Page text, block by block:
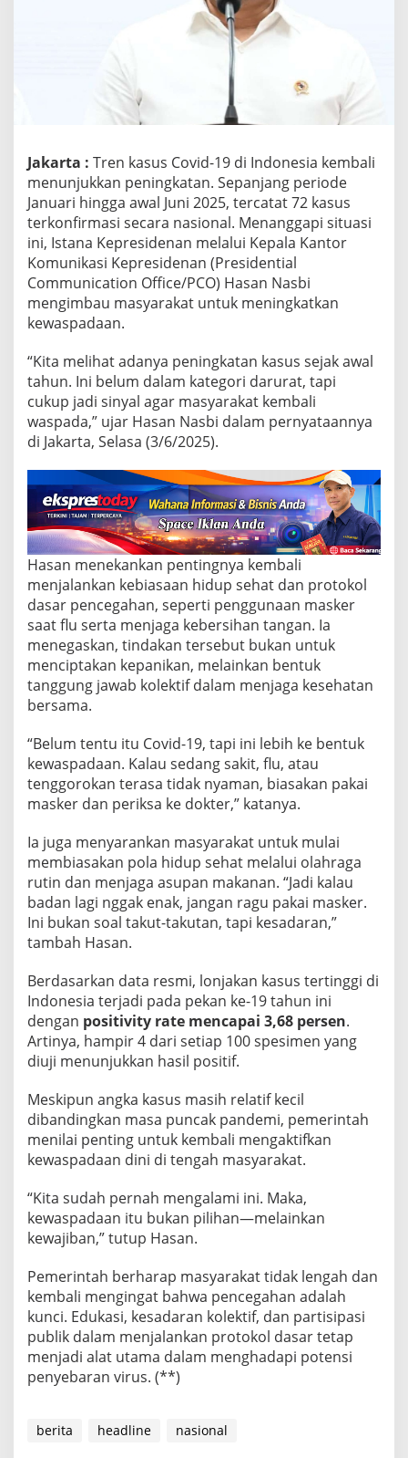
e
i
g
k
t
,
I
s
t
n
e
r
u
k
a
n
e
w
a
s
p
a
d
a
a
n
P
u
b
l
Jakarta : Tren kasus Covid-19 di Indonesia kembali
menunjukkan peningkatan. Sepanjang periode
Januari hingga awal Juni 2025, tercatat 72 kasus
terkonfirmasi secara nasional. Menanggapi situasi
ini, Istana Kepresidenan melalui Kepala Kantor
Komunikasi Kepresidenan (Presidential
Communication Office/PCO) Hasan Nasbi
mengimbau masyarakat untuk meningkatkan
kewaspadaan.
“Kita melihat adanya peningkatan kasus sejak awal
tahun. Ini belum dalam kategori darurat, tapi
cukup jadi sinyal agar masyarakat kembali
waspada,” ujar Hasan Nasbi dalam pernyataannya
di Jakarta, Selasa (3/6/2025).
Hasan menekankan pentingnya kembali
menjalankan kebiasaan hidup sehat dan protokol
dasar pencegahan, seperti penggunaan masker
saat flu serta menjaga kebersihan tangan. Ia
menegaskan, tindakan tersebut bukan untuk
menciptakan kepanikan, melainkan bentuk
tanggung jawab kolektif dalam menjaga kesehatan
bersama.
“Belum tentu itu Covid-19, tapi ini lebih ke bentuk
kewaspadaan. Kalau sedang sakit, flu, atau
tenggorokan terasa tidak nyaman, biasakan pakai
masker dan periksa ke dokter,” katanya.
Ia juga menyarankan masyarakat untuk mulai
membiasakan pola hidup sehat melalui olahraga
rutin dan menjaga asupan makanan. “Jadi kalau
badan lagi nggak enak, jangan ragu pakai masker.
Ini bukan soal takut-takutan, tapi kesadaran,”
tambah Hasan.
Berdasarkan data resmi, lonjakan kasus tertinggi di
Indonesia terjadi pada pekan ke-19 tahun ini
dengan positivity rate mencapai 3,68 persen.
Artinya, hampir 4 dari setiap 100 spesimen yang
diuji menunjukkan hasil positif.
Meskipun angka kasus masih relatif kecil
dibandingkan masa puncak pandemi, pemerintah
menilai penting untuk kembali mengaktifkan
kewaspadaan dini di tengah masyarakat.
“Kita sudah pernah mengalami ini. Maka,
kewaspadaan itu bukan pilihan—melainkan
kewajiban,” tutup Hasan.
Pemerintah berharap masyarakat tidak lengah dan
kembali mengingat bahwa pencegahan adalah
kunci. Edukasi, kesadaran kolektif, dan partisipasi
publik dalam menjalankan protokol dasar tetap
menjadi alat utama dalam menghadapi potensi
penyebaran virus. (**)
berita headline nasional